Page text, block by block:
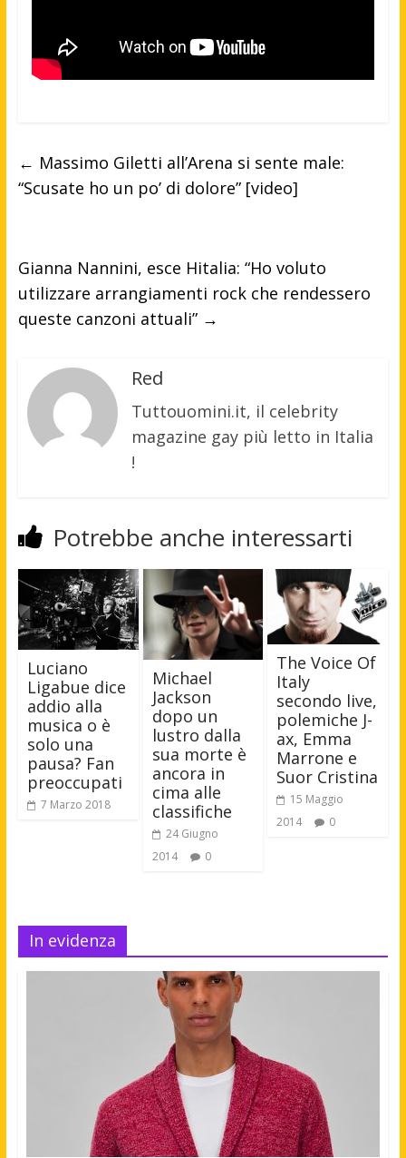
← Massimo Giletti all’Arena si sente male:
“Scusate ho un po’ di dolore” [video]
Gianna Nannini, esce Hitalia: “Ho voluto
utilizzare arrangiamenti rock che rendessero
queste canzoni attuali” →
Red
Tuttouomini.it, il celebrity
magazine gay più letto in Italia
!
Potrebbe anche interessarti
Luciano
Ligabue dice
addio alla
musica o è
solo una
pausa? Fan
preoccupati
7 Marzo 2018
Michael
Jackson
dopo un
lustro dalla
sua morte è
ancora in
cima alle
classifiche
24 Giugno
2014
0
The Voice Of
Italy
secondo live,
polemiche J-
ax, Emma
Marrone e
Suor Cristina
15 Maggio
2014
0
In evidenza